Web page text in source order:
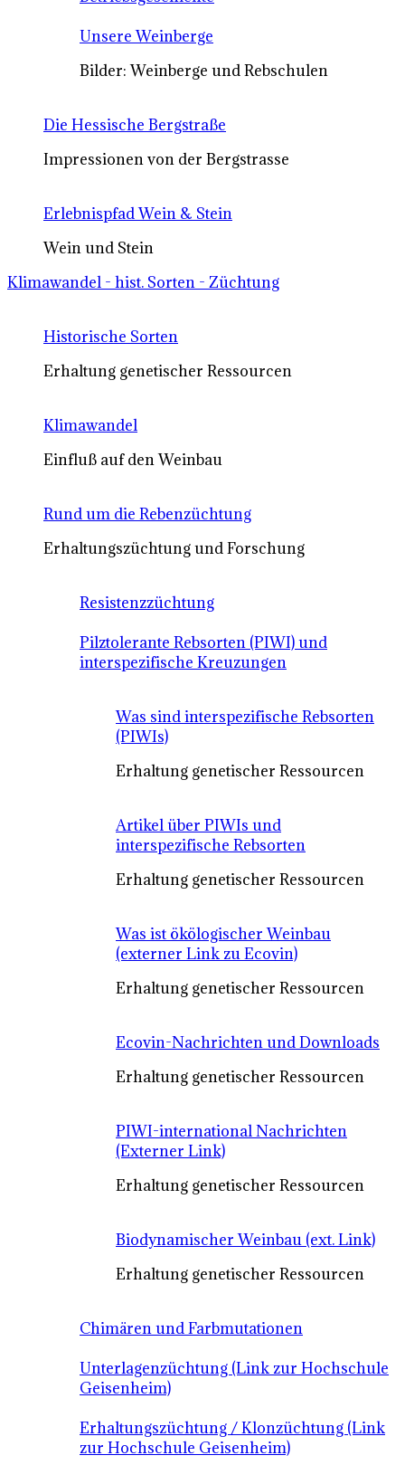
Unsere Weinberge
Bilder: Weinberge und Rebschulen
Die Hessische Bergstraße
Impressionen von der Bergstrasse
Erlebnispfad Wein & Stein
Wein und Stein
Klimawandel - hist. Sorten - Züchtung
Historische Sorten
Erhaltung genetischer Ressourcen
Klimawandel
Einfluß auf den Weinbau
Rund um die Rebenzüchtung
Erhaltungszüchtung und Forschung
Resistenzzüchtung
Pilztolerante Rebsorten (PIWI) und
interspezifische Kreuzungen
Was sind interspezifische Rebsorten
(PIWIs)
Erhaltung genetischer Ressourcen
Artikel über PIWIs und
interspezifische Rebsorten
Erhaltung genetischer Ressourcen
Was ist ökölogischer Weinbau
(externer Link zu Ecovin)
Erhaltung genetischer Ressourcen
Ecovin-Nachrichten und Downloads
Erhaltung genetischer Ressourcen
PIWI-international Nachrichten
(Externer Link)
Erhaltung genetischer Ressourcen
Biodynamischer Weinbau (ext. Link)
Erhaltung genetischer Ressourcen
Chimären und Farbmutationen
Unterlagenzüchtung (Link zur Hochschule
Geisenheim)
Erhaltungszüchtung / Klonzüchtung (Link
zur Hochschule Geisenheim)